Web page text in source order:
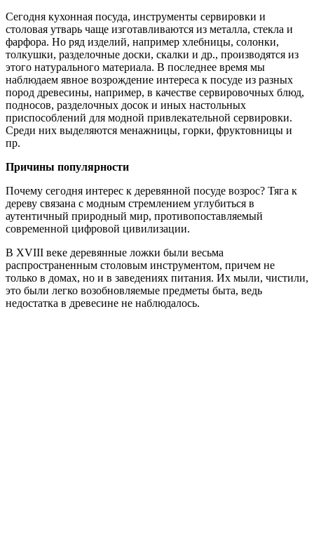
Сегодня кухонная посуда, инструменты сервировки и
столовая утварь чаще изготавливаются из металла, стекла и
фарфора. Но ряд изделий, например хлебницы, солонки,
толкушки, разделочные доски, скалки и др., производятся из
этого натурального материала. В последнее время мы
наблюдаем явное возрождение интереса к посуде из разных
пород древесины, например, в качестве сервировочных блюд,
подносов, разделочных досок и иных настольных
приспособлений для модной привлекательной сервировки.
Среди них выделяются менажницы, горки, фруктовницы и
пр.
Причины популярности
Почему сегодня интерес к деревянной посуде возрос? Тяга к
дереву связана с модным стремлением углубиться в
аутентичный природный мир, противопоставляемый
современной цифровой цивилизации.
В XVIII веке деревянные ложки были весьма
распространенным столовым инструментом, причем не
только в домах, но и в заведениях питания. Их мыли, чистили,
это были легко возобновляемые предметы быта, ведь
недостатка в древесине не наблюдалось.